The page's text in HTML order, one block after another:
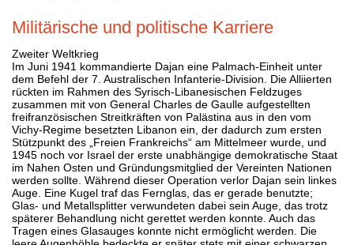
Militärische und politische Karriere
Zweiter Weltkrieg
Im Juni 1941 kommandierte Dajan eine Palmach-Einheit unter
dem Befehl der 7. Australischen Infanterie-Division. Die Alliierten
rückten im Rahmen des Syrisch-Libanesischen Feldzuges
zusammen mit von General Charles de Gaulle aufgestellten
freifranzösischen Streitkräften von Palästina aus in den vom
Vichy-Regime besetzten Libanon ein, der dadurch zum ersten
Stützpunkt des „Freien Frankreichs“ am Mittelmeer wurde, und
1945 noch vor Israel der erste unabhängige demokratische Staat
im Nahen Osten und Gründungsmitglied der Vereinten Nationen
werden sollte. Während dieser Operation verlor Dajan sein linkes
Auge. Eine Kugel traf das Fernglas, das er gerade benutzte;
Glas- und Metallsplitter verwundeten dabei sein Auge, das trotz
späterer Behandlung nicht gerettet werden konnte. Auch das
Tragen eines Glasauges konnte nicht ermöglicht werden. Die